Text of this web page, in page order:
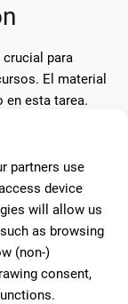
partners use
device
will allow us
as browsing
(non-)
consent,
crucial para
El material
en esta tarea.
para
estudiantes y
necesaria,
importantes.